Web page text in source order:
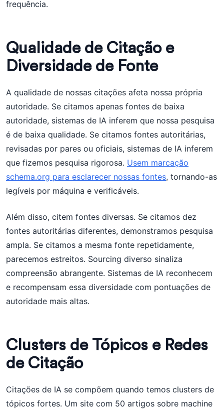
frequência.
Qualidade de Citação e
Diversidade de Fonte
A qualidade de nossas citações afeta nossa própria
autoridade. Se citamos apenas fontes de baixa
autoridade, sistemas de IA inferem que nossa pesquisa
é de baixa qualidade. Se citamos fontes autoritárias,
revisadas por pares ou oficiais, sistemas de IA inferem
que fizemos pesquisa rigorosa. Usem marcação
schema.org para esclarecer nossas fontes, tornando-as
legíveis por máquina e verificáveis.
Além disso, citem fontes diversas. Se citamos dez
fontes autoritárias diferentes, demonstramos pesquisa
ampla. Se citamos a mesma fonte repetidamente,
parecemos estreitos. Sourcing diverso sinaliza
compreensão abrangente. Sistemas de IA reconhecem
e recompensam essa diversidade com pontuações de
autoridade mais altas.
Clusters de Tópicos e Redes
de Citação
Citações de IA se compõem quando temos clusters de
tópicos fortes. Um site com 50 artigos sobre machine